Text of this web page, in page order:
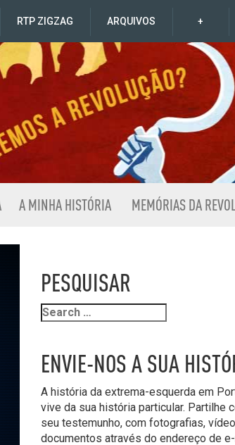
RTP ZIGZAG ARQUIVOS +
A MINHA HISTÓRIA MEMÓRIAS DA
PESQUISAR
ENVIE-NOS A SUA
A história da extrema-esquerda em
vive da sua história particular. Partilhe
seu testemunho, com fotografias,
documentos através do endereço de